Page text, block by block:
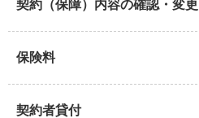
契約（保障）内容の確認・変更
保険料
契約者貸付